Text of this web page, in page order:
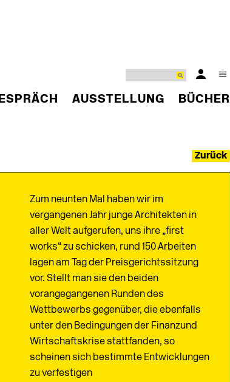
AUSSTELLUNG BÜCHER
Zurück
Zum neunten Mal haben wir im
vergangenen Jahr junge Architekten in
aller Welt aufgerufen, uns ihre „first
works“ zu schicken, rund 150 Arbeiten
lagen am Tag der Preisgerichtssitzung
vor. Stellt man sie den beiden
vorangegangenen Runden des
Wettbewerbs gegenüber, die ebenfalls
unter den Bedingungen der Finanzund
Wirtschaftskrise stattfanden, so
scheinen sich bestimmte Entwicklungen
zu verfestigen